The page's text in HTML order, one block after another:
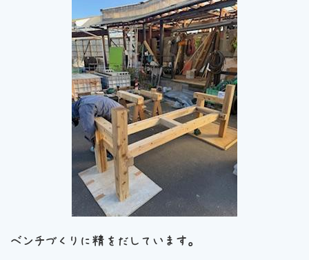
ベンチづくりに精をだしています。